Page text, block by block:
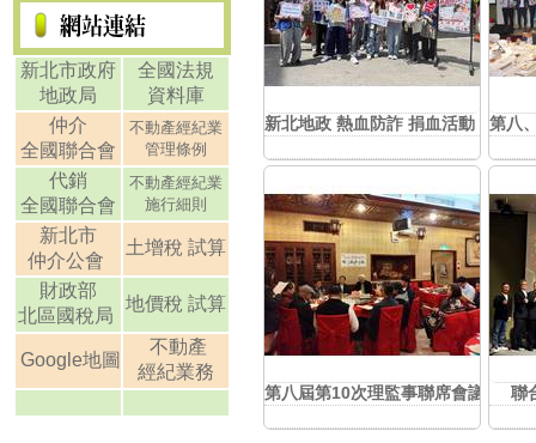
新北市政府
地政局
全國法規
資料庫
仲介
全國聯合會
不動產經紀業
管理條例
代銷
全國聯合會
不動產經紀業
施行細則
新北市
仲介公會
土增稅 試算
財政部
北區國稅局
地價稅 試算
Google地圖
不動產
經紀業務
新北地政 熱血防詐 捐血活動 115.8.3
第八
第八屆第10次理監事聯席會議暨春聯